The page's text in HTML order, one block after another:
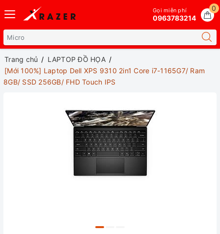
0
Gọi miễn phí
0963783214
Trang chủ
LAPTOP ĐỒ HỌA
[Mới 100%] Laptop Dell XPS 9310 2in1 Core i7-1165G7/ Ram
8GB/ SSD 256GB/ FHD Touch IPS